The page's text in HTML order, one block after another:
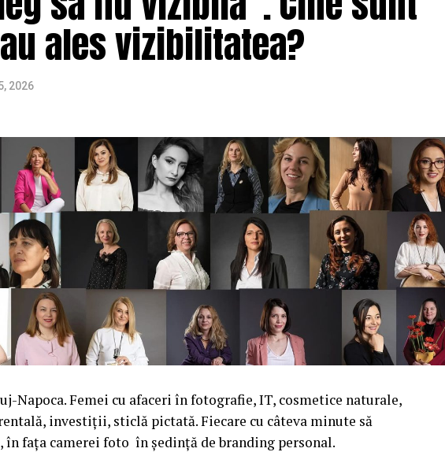
ales vizibilitatea?
2026
Napoca. Femei cu afaceri în fotografie, IT, cosmetice naturale,
investiții, sticlă pictată. Fiecare cu câteva minute să
în fața camerei foto în ședință de branding personal.